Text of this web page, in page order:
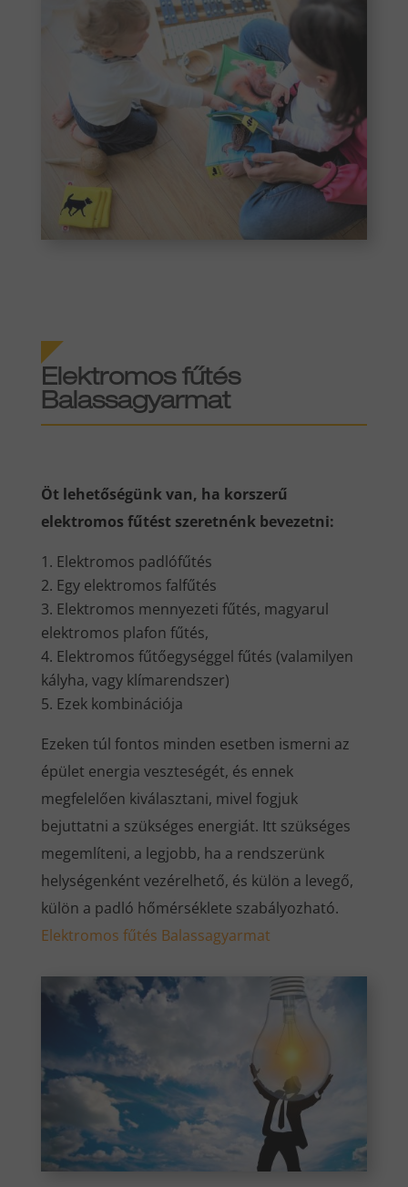
Elektromos fűtés
Balassagyarmat
Öt lehetőségünk van, ha korszerű
elektromos fűtést szeretnénk bevezetni:
Elektromos padlófűtés
Egy elektromos falfűtés
Elektromos mennyezeti fűtés, magyarul
elektromos plafon fűtés,
Elektromos fűtőegységgel fűtés (valamilyen
kályha, vagy klímarendszer)
Ezek kombinációja
Ezeken túl fontos minden esetben ismerni az
épület energia veszteségét, és ennek
megfelelően kiválasztani, mivel fogjuk
bejuttatni a szükséges energiát. Itt szükséges
megemlíteni, a legjobb, ha a rendszerünk
helységenként vezérelhető, és külön a levegő,
külön a padló hőmérséklete szabályozható.
Elektromos fűtés Balassagyarmat